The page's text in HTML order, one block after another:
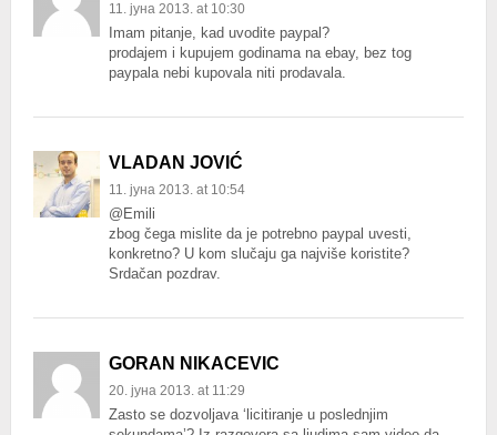
11. јуна 2013. at 10:30
Imam pitanje, kad uvodite paypal?
prodajem i kupujem godinama na ebay, bez tog
paypala nebi kupovala niti prodavala.
VLADAN JOVIĆ
11. јуна 2013. at 10:54
@Emili
zbog čega mislite da je potrebno paypal uvesti,
konkretno? U kom slučaju ga najviše koristite?
Srdačan pozdrav.
GORAN NIKACEVIC
20. јуна 2013. at 11:29
Zasto se dozvoljava ‘licitiranje u poslednjim